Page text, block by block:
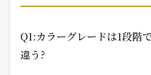
Q1:カラーグレードは1段階
違う?